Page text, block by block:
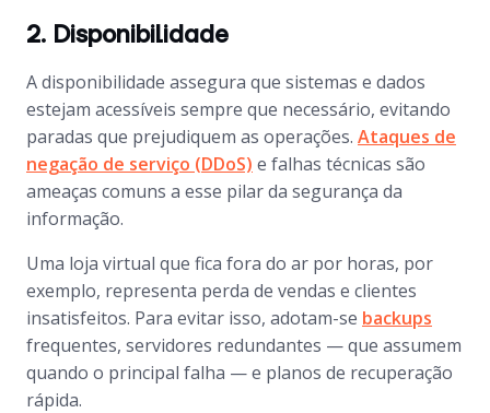
2. Disponibilidade
A disponibilidade assegura que sistemas e dados
estejam acessíveis sempre que necessário, evitando
paradas que prejudiquem as operações. Ataques de
negação de serviço (DDoS) e falhas técnicas são
ameaças comuns a esse pilar da segurança da
informação.
Uma loja virtual que fica fora do ar por horas, por
exemplo, representa perda de vendas e clientes
insatisfeitos. Para evitar isso, adotam-se backups
frequentes, servidores redundantes — que assumem
quando o principal falha — e planos de recuperação
rápida.